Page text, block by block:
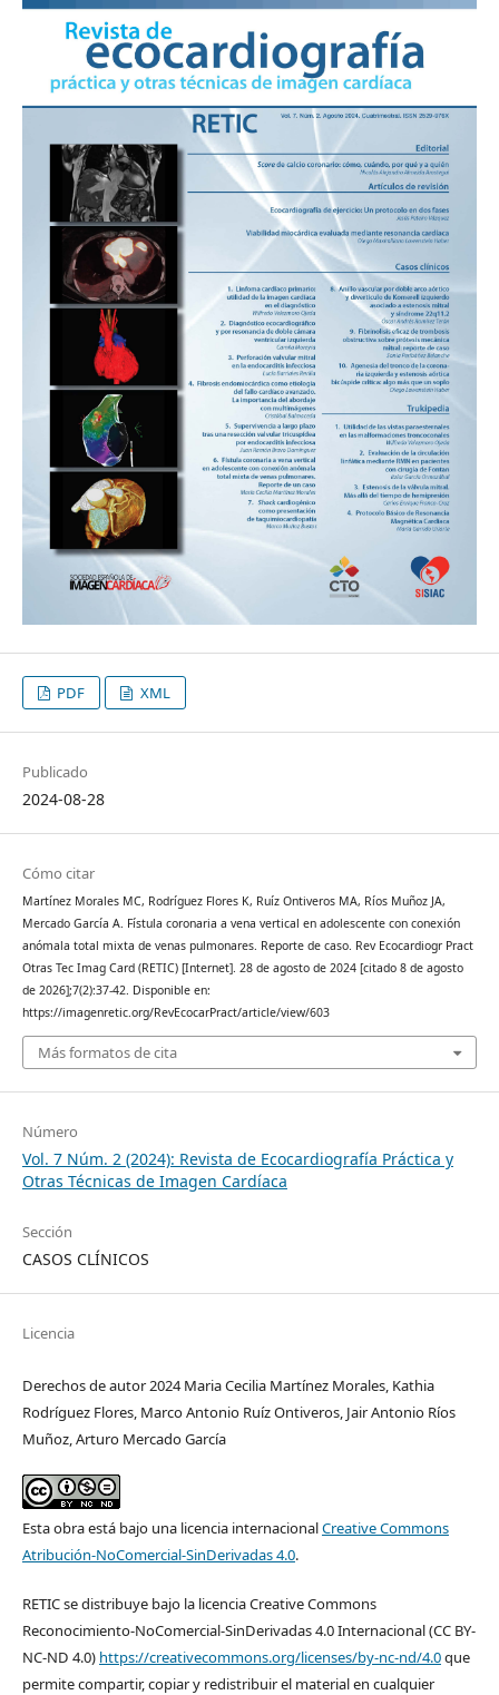
PDF XML
Publicado
2024-08-28
Cómo citar
Martínez Morales MC, Rodríguez Flores K, Ruíz Ontiveros MA, Ríos Muñoz JA,
Mercado García A. Fístula coronaria a vena vertical en adolescente con conexión
anómala total mixta de venas pulmonares. Reporte de caso. Rev Ecocardiogr Pract
Otras Tec Imag Card (RETIC) [Internet]. 28 de agosto de 2024 [citado 8 de agosto
de 2026];7(2):37-42. Disponible en:
https://imagenretic.org/RevEcocarPract/article/view/603
Más formatos de cita
Número
Vol. 7 Núm. 2 (2024): Revista de Ecocardiografía Práctica y
Otras Técnicas de Imagen Cardíaca
Sección
CASOS CLÍNICOS
Licencia
Derechos de autor 2024 Maria Cecilia Martínez Morales, Kathia
Rodríguez Flores, Marco Antonio Ruíz Ontiveros, Jair Antonio Ríos
Muñoz, Arturo Mercado García
Esta obra está bajo una licencia internacionalCreative Commons
Atribución-NoComercial-SinDerivadas 4.0.
RETIC se distribuye bajo la licencia Creative Commons
Reconocimiento-NoComercial-SinDerivadas 4.0 Internacional (CC BY-
NC-ND 4.0) https://creativecommons.org/licenses/by-nc-nd/4.0que
permite compartir, copiar y redistribuir el material en cualquier